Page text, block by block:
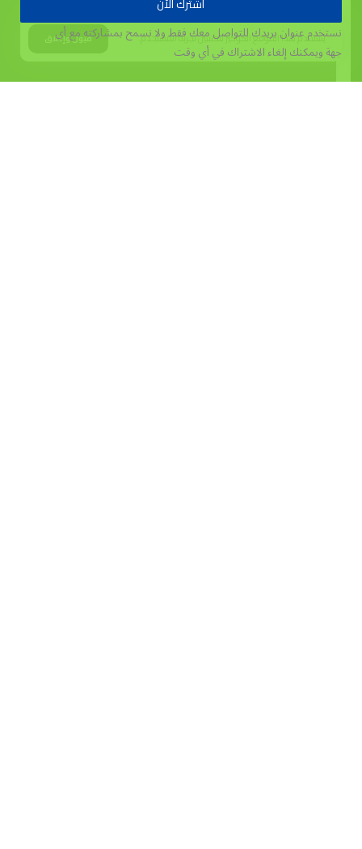
يستخدم هذا الموقع الكوكيز لتحسين تجربة المستخدم. قبول وإغلاق
نستخدم عنوان بريدك للتواصل معك فقط ولا نسمح بمشاركته مع أي
جهةويمكنك إلغاء الاشتراك في أي وقت